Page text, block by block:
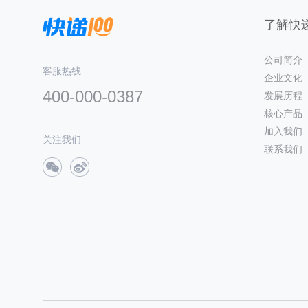
客服热线
400-000-0387
关注我们
了解快
公司简介
企业文化
发展历程
核心产品
加入我们
联系我们